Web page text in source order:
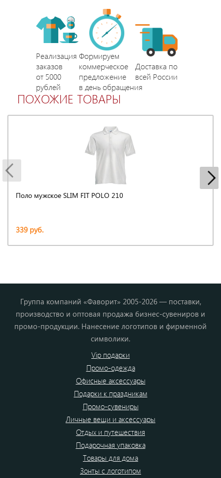
Реализация
заказов
от 5000
рублей
Формируем
коммерческое
предложение
в день обращения
Доставка по
всей России
ПОХОЖИЕ ТОВАРЫ
Поло мужское SLIM FIT POLO 210
339 руб.
Группа компаний «Фаворит» 2005-2026 — поставки,
производство и оптовая продажа бизнес-сувениров и
промо-продукции. Нанесение логотипов и фирменной
символики.
Vip подарки
Промо-одежда
Офисные аксессуары
Подарки к праздникам
Промо-сувениры
Личные вещи и аксессуары
Отдых и путешествия
Подарочная упаковка
Товары для дома
Зонты с логотипом